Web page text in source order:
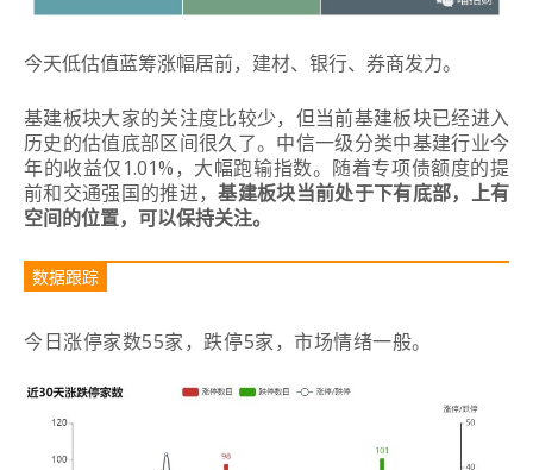
今天低估值蓝筹涨幅居前，建材、银行、券商发力。
基建板块大家的关注度比较少，但当前基建板块已经进入
历史的估值底部区间很久了。 中信一级分类中基建行业今
年的收益仅1.01%，大幅跑输指数。 随着专项债额度的提
前和交通强国的推进，基建板块当前处于下有底部，上有
空间的位置，可以保持关注。
数据跟踪
今日涨停家数55家，跌停5家，市场情绪一般。